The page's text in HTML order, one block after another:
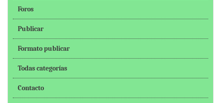
Foros
Publicar
Formato publicar
Todas categorías
Contacto